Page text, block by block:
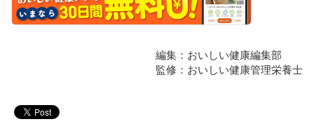
編集：おいしい健康編集部
監修：おいしい健康管理栄養士